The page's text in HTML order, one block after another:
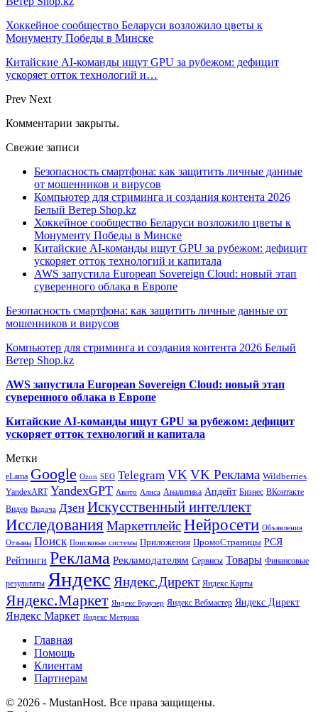
Хоккейное сообщество Беларуси возложило цветы к
Монументу Победы в Минске
Китайские AI-команды ищут GPU за рубежом: дефицит
ускоряет отток технологий и…
Prev Next
Комментарии закрыты.
Свежие записи
Безопасность смартфона: как защитить личные данные
от мошенников и вирусов
Компьютер для стриминга и создания контента 2026
Белый Ветер Shop.kz
Хоккейное сообщество Беларуси возложило цветы к
Монументу Победы в Минске
Китайские AI-команды ищут GPU за рубежом: дефицит
ускоряет отток технологий и капитала
AWS запустила European Sovereign Cloud: новый этап
суверенного облака в Европе
Безопасность смартфона: как защитить личные данные от
мошенников и вирусов
Компьютер для стриминга и создания контента 2026 Белый
Ветер Shop.kz
AWS запустила European Sovereign Cloud: новый этап
суверенного облака в Европе
Китайские AI-команды ищут GPU за рубежом: дефицит
ускоряет отток технологий и капитала
Метки
eLama Google Ozon SEO Telegram VK VK Реклама Wildberries
YandexART YandexGPT Авито Алиса Аналитика Апдейт Бизнес ВКонтакте
Видео Выдача Дзен Искусственный интеллект
Исследования МаркетплейсНейросети Объявления
Отзывы Поиск Поисковые системы Приложения ПромоСтраницы РСЯ
Рейтинги Реклама Рекламодателям Сервисы Товары Финансовые
результаты Яндекс Яндекс.Директ Яндекс.Карты
Яндекс.Маркет Яндекс Браузер Яндекс Вебмастер Яндекс Директ
Яндекс Маркет Яндекс Метрика
Главная
Помощь
Клиентам
Партнерам
© 2026 - MustanHost. Все права защищены.